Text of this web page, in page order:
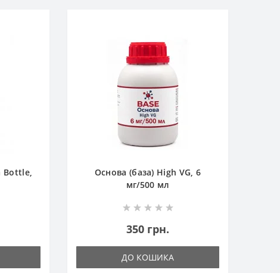
Bottle,
Основа (база) High VG, 6
мг/500 мл
350 грн.
ДО КОШИКА